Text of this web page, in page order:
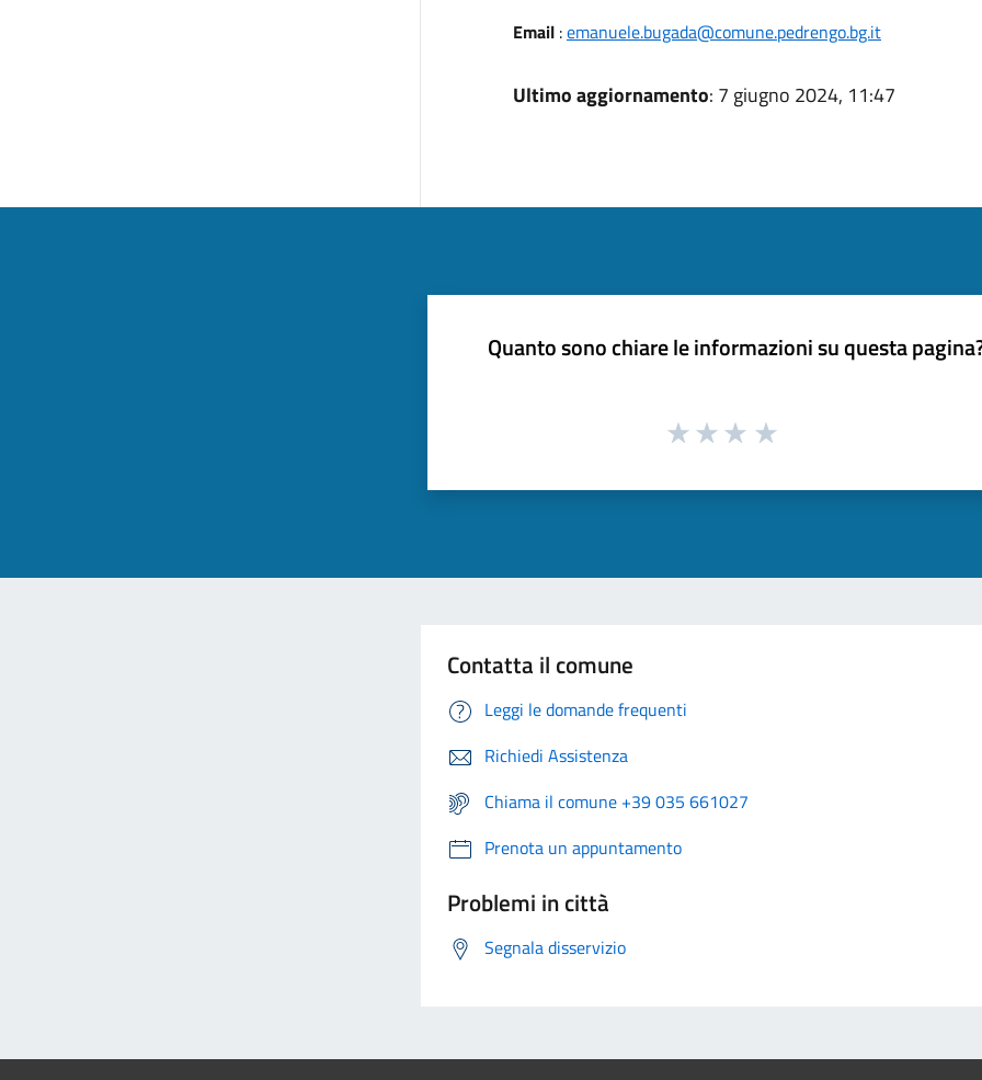
Email:emanuele.bugada@comune.pedrengo.bg.it
Ultimo aggiornamento: 7 giugno 2024, 11:47
Quanto sono chiare le informazioni su questa
Contatta il comune
Leggi le domande frequenti
Richiedi Assistenza
Chiama il comune +39 035 661027
Prenota un appuntamento
Problemi in città
Segnala disservizio